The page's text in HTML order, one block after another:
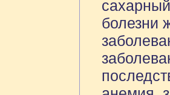
болезни